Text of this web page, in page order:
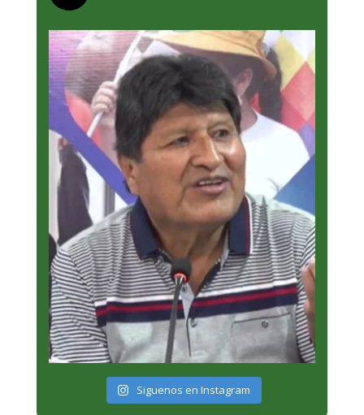
Siguenos en Instagram